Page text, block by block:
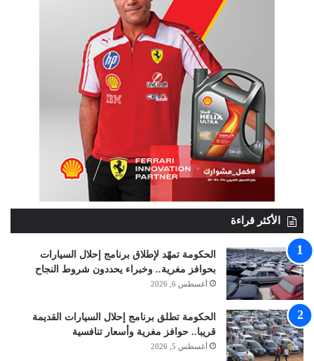
الأكثر قراءة
الحكومة تمهّد لإطلاق برنامج إحلال السيارات
بحوافز مغرية.. وخبراء يحددون شروط النجاح
أغسطس 6, 2026
الحكومة تطلق برنامج إحلال السيارات القديمة
قريبا.. حوافز مغرية وأسعار تنافسية
أغسطس 5, 2026